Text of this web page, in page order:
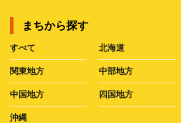
まちから探す
すべて 北海道
関東地方 中部地方
中国地方 四国地方
沖縄